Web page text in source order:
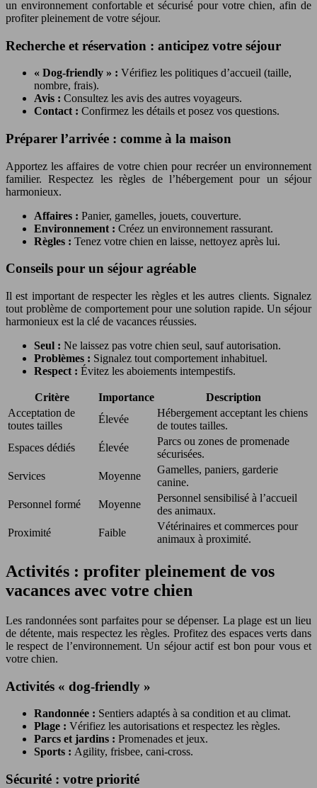
un environnement confortable et sécurisé pour votre chien, afin de
profiter pleinement de votre séjour.
Recherche et réservation : anticipez votre séjour
« Dog-friendly » : Vérifiez les politiques d’accueil (taille,
nombre, frais).
Avis : Consultez les avis des autres voyageurs.
Contact : Confirmez les détails et posez vos questions.
Préparer l’arrivée : comme à la maison
Apportez les affaires de votre chien pour recréer un environnement
familier. Respectez les règles de l’hébergement pour un séjour
harmonieux.
Affaires : Panier, gamelles, jouets, couverture.
Environnement : Créez un environnement rassurant.
Règles : Tenez votre chien en laisse, nettoyez après lui.
Conseils pour un séjour agréable
Il est important de respecter les règles et les autres clients. Signalez
tout problème de comportement pour une solution rapide. Un séjour
harmonieux est la clé de vacances réussies.
Seul : Ne laissez pas votre chien seul, sauf autorisation.
Problèmes : Signalez tout comportement inhabituel.
Respect : Évitez les aboiements intempestifs.
Critère Importance
Description
Acceptation de
toutes tailles
Élevée
Hébergement acceptant les chiens
de toutes tailles.
Espaces dédiés
Élevée
Parcs ou zones de promenade
sécurisées.
Services
Moyenne
Gamelles, paniers, garderie
canine.
Personnel formé
Moyenne
Personnel sensibilisé à l’accueil
des animaux.
Proximité
Faible
Vétérinaires et commerces pour
animaux à proximité.
Activités : profiter pleinement de vos
vacances avec votre chien
Les randonnées sont parfaites pour se dépenser. La plage est un lieu
de détente, mais respectez les règles. Profitez des espaces verts dans
le respect de l’environnement. Un séjour actif est bon pour vous et
votre chien.
Activités « dog-friendly »
Randonnée : Sentiers adaptés à sa condition et au climat.
Plage : Vérifiez les autorisations et respectez les règles.
Parcs et jardins : Promenades et jeux.
Sports : Agility, frisbee, cani-cross.
Sécurité : votre priorité